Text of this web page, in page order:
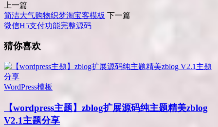
上一篇
简洁大气购物织梦淘宝客模板 下一篇
微信H5支付功能完整源码
猜你喜欢
WordPress模板
【wordpress主题】zblog扩展源码纯主题精美zblog
V2.1主题分享